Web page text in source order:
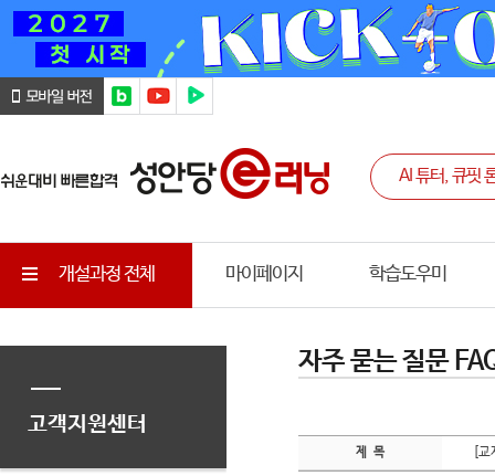
개설과정 전체 마이페이지 학습도우미
고객지원센터
자주 묻는 질문
제 목 [